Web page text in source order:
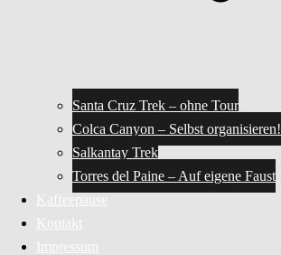
Santa Cruz Trek – ohne Tour
Colca Canyon – Selbst organisieren!
Salkantay Trek
Torres del Paine – Auf eigene Faust
Kaffeepause
Kontakt
Impressum